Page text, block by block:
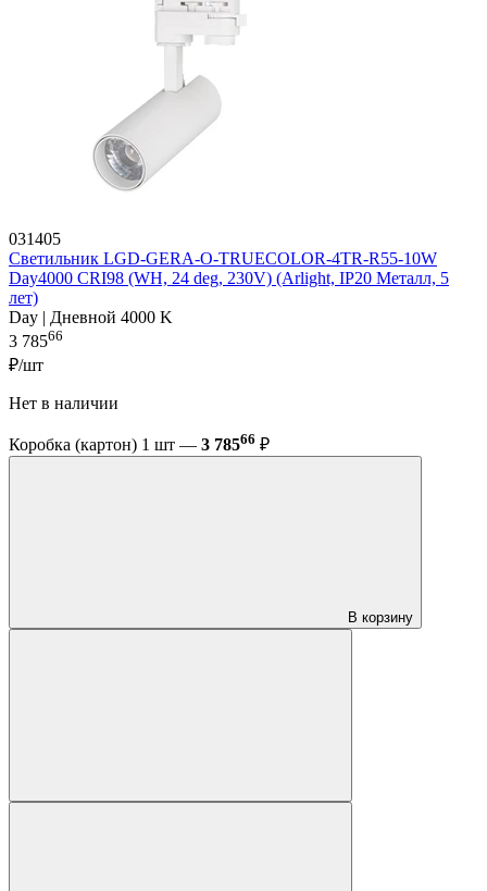
031405
Светильник LGD-GERA-O-TRUECOLOR-4TR-R55-10W
Day4000 CRI98 (WH, 24 deg, 230V) (Arlight, IP20 Металл, 5
лет)
Day | Дневной 4000 K
3 78566
₽/шт
Нет в наличии
Коробка (картон) 1 шт — 3 78566 ₽
В корзину